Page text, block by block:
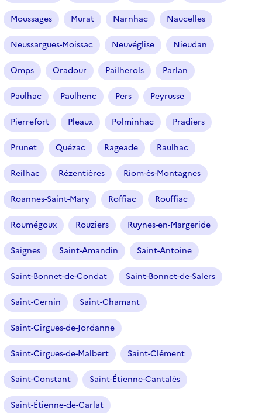
Moussages Murat Narnhac Naucelles
Neussargues-Moissac Neuvéglise Nieudan
Omps Oradour Pailherols Parlan
Paulhac Paulhenc Pers Peyrusse
Pierrefort Pleaux Polminhac Pradiers
Prunet Quézac Rageade Raulhac
Reilhac Rézentières Riom-ès-Montagnes
Roannes-Saint-Mary Roffiac Rouffiac
Roumégoux Rouziers Ruynes-en-Margeride
Saignes Saint-Amandin Saint-Antoine
Saint-Bonnet-de-Condat Saint-Bonnet-de-Salers
Saint-Cernin Saint-Chamant
Saint-Cirgues-de-Jordanne
Saint-Cirgues-de-Malbert Saint-Clément
Saint-Constant Saint-Étienne-Cantalès
Saint-Étienne-de-Carlat